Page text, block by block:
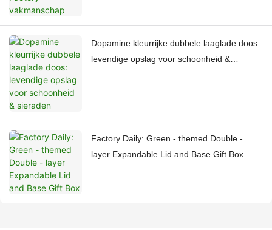
Dopamine kleurrijke dubbele laaglade doos:
levendige opslag voor schoonheid &
Factory Daily: Green - themed Double -
layer Expandable Lid and Base Gift Box